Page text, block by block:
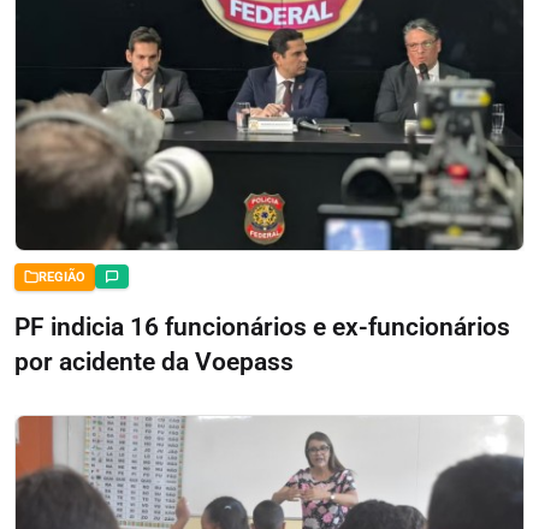
REGIÃO
PF indicia 16 funcionários e ex-funcionários
por acidente da Voepass